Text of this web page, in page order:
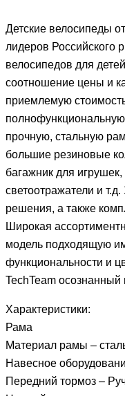
Детские велосипеды
лидеров Российского
велосипедов для
соотношение цены и
приемлемую
прочную, стальную
большие резиновые
багажник для
светоотражатели и
решения, а также
Широкая
модель подходящую
функциональности и
TechTeam
Характеристики:
Рама
Материал рамы –
Навесное
Передний тормоз –